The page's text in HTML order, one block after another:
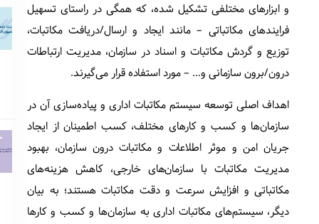
و ابزارهای مختلفی تشکیل شده، که همگی در راستای تسهیل
فرایندهای مکاتباتی – مانند ایجاد و ارسال/دریافت مکاتبات،
توزیع و گردش مکاتبات و اسناد در سازمان، مدیریت ارتباطات
درون/برون سازمانی و… – مورد استفاده قرار می‌گیرند.
اهداف اصلی توسعه سیستم مکاتبات اداری و پیاده‌سازی آن در
سازمان‌ها و کسب و کارهای مختلف، کسب اطمینان از ایجاد
جریان امن و موثر اطلاعات و مکاتبات درون سازمان، بهبود
مدیریت مکاتبات با سازمان‌های خارجی، کاهش هزینه‌های
مکاتباتی و افزایش سرعت و دقت مکاتبات هستند؛ به بیان
دیگر، سیستم‌های مکاتبات اداری به سازمان‌ها و کسب و کارها